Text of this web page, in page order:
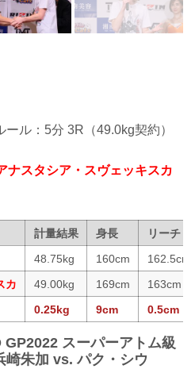
ル：5分 3R（49.0kg契約）
ナスタシア・スヴェッキスカ
計量結果 身長
リーチ
48.75kg 160cm
162.5cm
カ
49.00kg 169cm
163cm
0.25kg 9cm 0.5cm
スーパーアトム級
崎朱加 vs. パク・シウ